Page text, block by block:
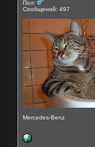
Пол:
Сообщений: 497
Mercedes-Benz